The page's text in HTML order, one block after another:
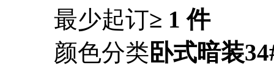
最少起订≥ 1 件
颜色分类卧式暗装